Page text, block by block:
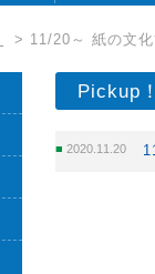
> 11/20～ 紙の文
Pickup！
2020.11.20